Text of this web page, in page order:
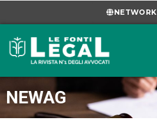
NETWORK
NEWAG